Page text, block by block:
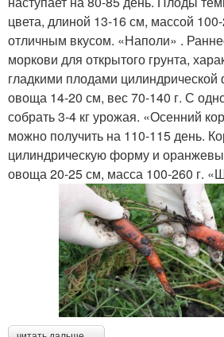
цвета, длиной 13-16 см, массой
отличным вкусом. «Наполи» .
моркови для открытого грунта,
гладкими плодами
овоща 14-20 см, вес 70-140 г. С
собрать 3-4 кг урожая. «Осенний
можно получить на 110-115 день.
цилиндрическую форму и
овоща 20-25 см, масса 100-260 г.